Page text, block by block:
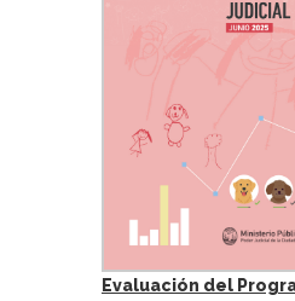
Evaluación del